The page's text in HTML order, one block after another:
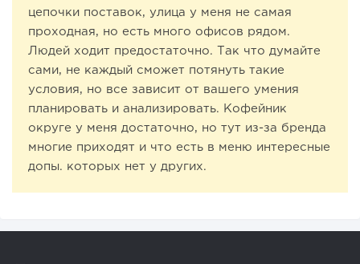
цепочки поставок, улица у меня не самая
проходная, но есть много офисов рядом.
Людей ходит предостаточно. Так что думайте
сами, не каждый сможет потянуть такие
условия, но все зависит от вашего умения
планировать и анализировать. Кофейник
округе у меня достаточно, но тут из-за бренда
многие приходят и что есть в меню интересные
допы. которых нет у других.